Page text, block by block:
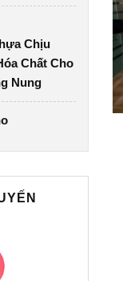
Chịu
Chất Cho
Nung